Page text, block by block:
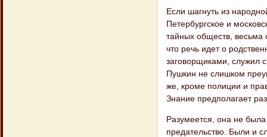
Если шагнуть из
Петербургское и
тайных обществ, весьма
что речь идет о
заговорщиками, служил
Пушкин не слишком
же, кроме полиции и
Знание предполагает
Разумеется, она не
предательство. Были и